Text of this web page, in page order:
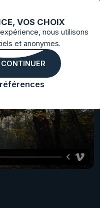
VOS CHOIX
nous utilisons
et anonymes.